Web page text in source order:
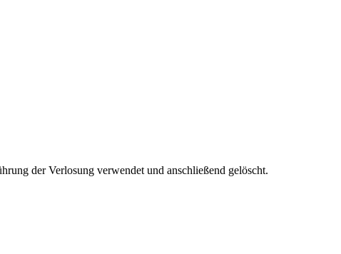
der Verlosung verwendet und anschließend gelöscht.